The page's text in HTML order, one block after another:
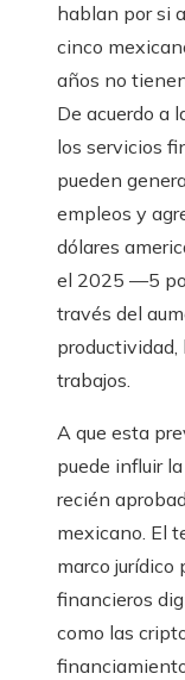
hablan por si
cinco
años no
De acuerdo a
los servicios
pueden
empleos y
dólares
el 2025 —5
través del
trabajos.
A que esta
puede influir
recién
mexicano. El
marco jurídico
financieros
como las